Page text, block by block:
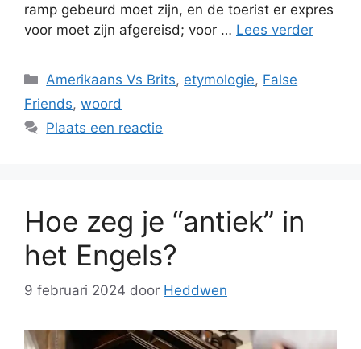
ramp gebeurd moet zijn, en de toerist er expres
voor moet zijn afgereisd; voor … Lees verder
Categorieën
Amerikaans Vs Brits, etymologie, False
Friends, woord
Plaats een reactie
Hoe zeg je “antiek” in
het Engels?
9 februari 2024 door Heddwen